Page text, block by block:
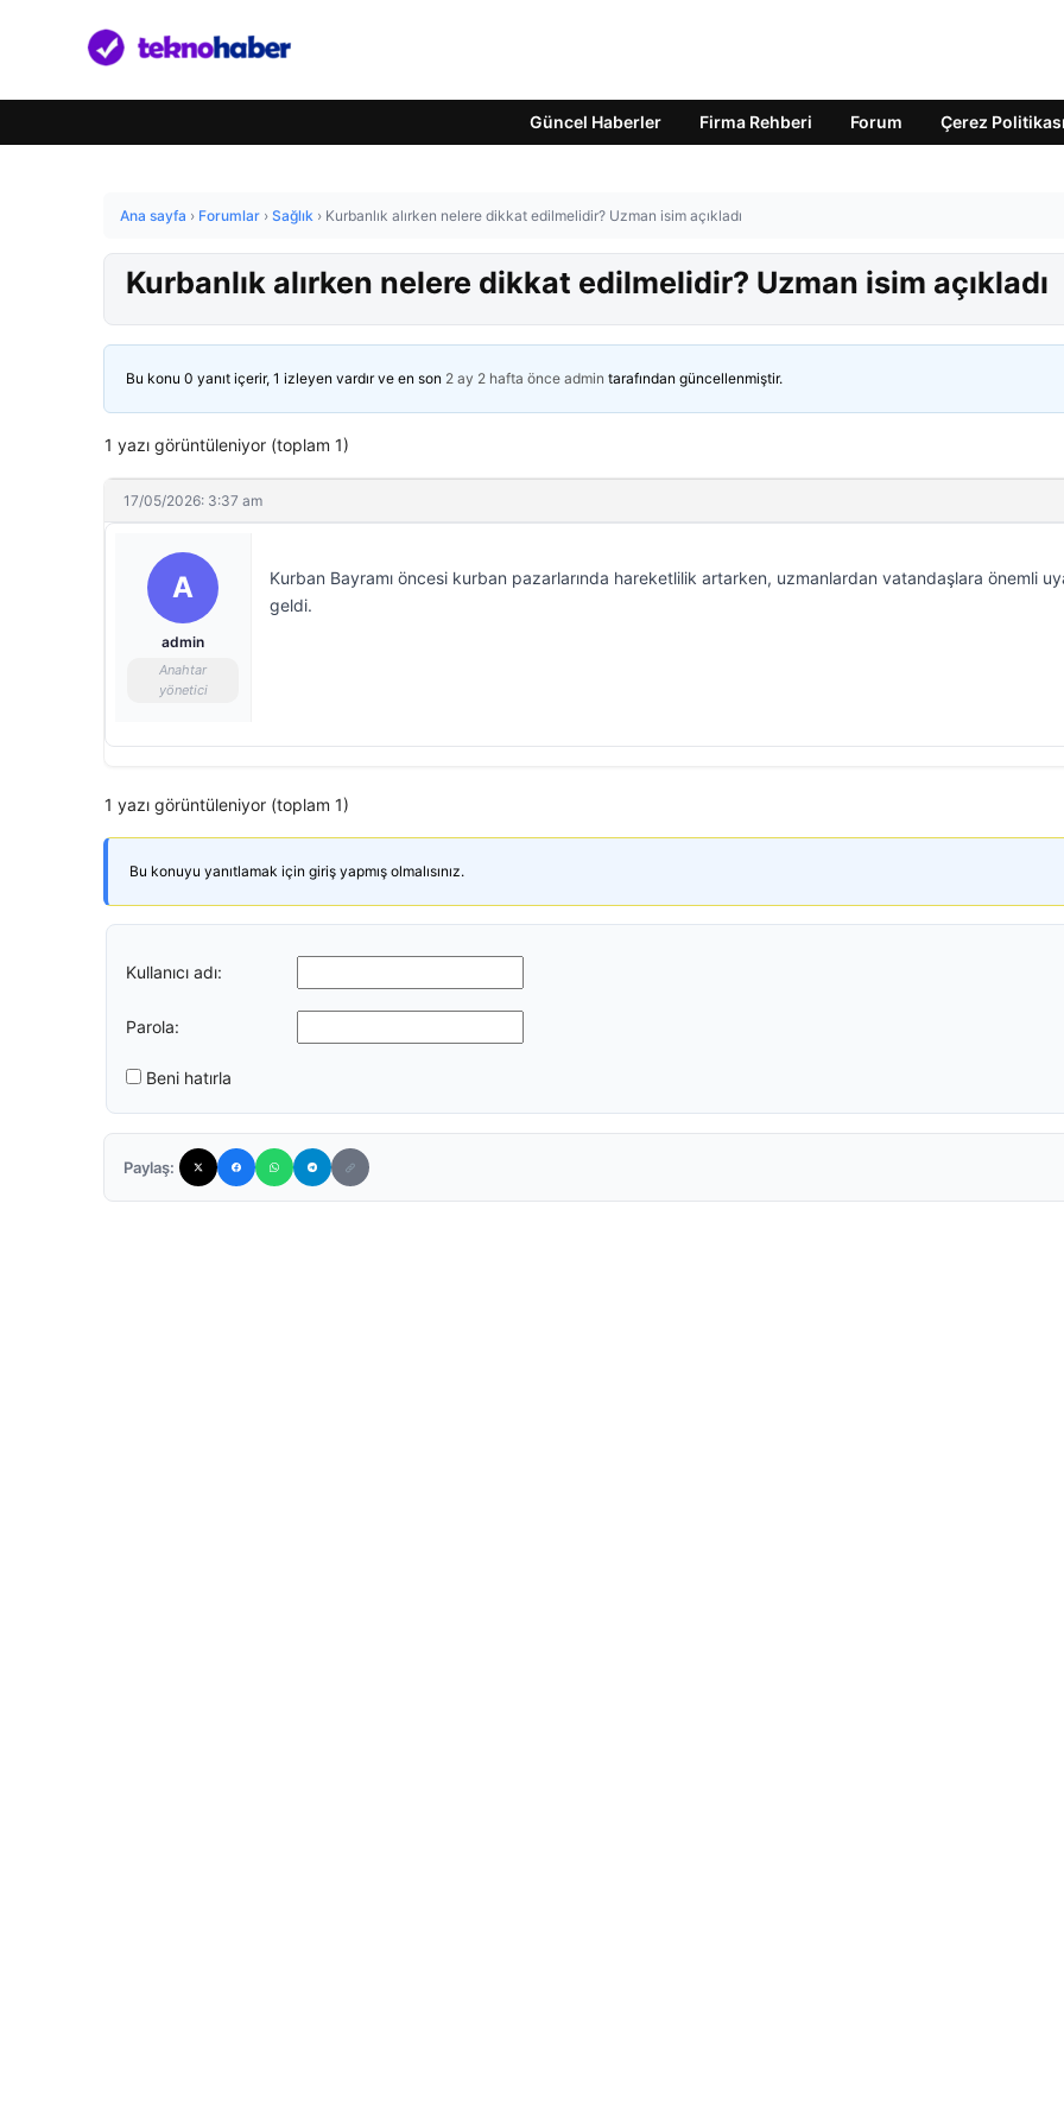
Güncel Haberler Firma Rehberi Forum Çerez Politikası
Ana sayfa › Forumlar › Sağlık › Kurbanlık alırken nelere dikkat edilmelidir? Uzman isim açıkladı
Kurbanlık alırken nelere dikkat edilmelidir? Uzman isim açıkladı
Bu konu 0 yanıt içerir, 1 izleyen vardır ve en son 2 ay 2 hafta önce admin tarafından güncellenmiştir.
1 yazı görüntüleniyor (toplam 1)
17/05/2026: 3:37 am
A
admin
Anahtar
yönetici
Kurban Bayramı öncesi kurban pazarlarında hareketlilik artarken, uzmanlardan vatandaşlara önemli
geldi.
1 yazı görüntüleniyor (toplam 1)
Bu konuyu yanıtlamak için giriş yapmış olmalısınız.
Kullanıcı adı:
Parola:
Beni hatırla
Paylaş: